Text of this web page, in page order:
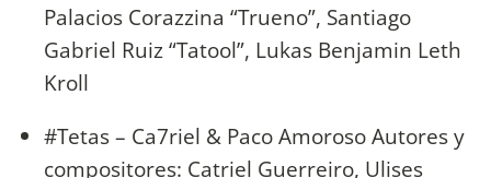
Palacios Corazzina “Trueno”, Santiago
Gabriel Ruiz “Tatool”, Lukas Benjamin Leth
Kroll
#Tetas – Ca7riel & Paco Amoroso Autores y
compositores: Catriel Guerreiro, Ulises